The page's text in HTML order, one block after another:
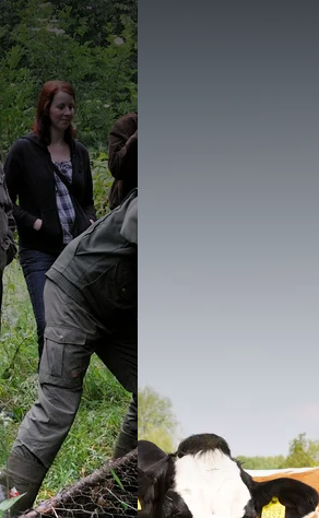
Delfland
Mooi Midden-Delfland
Ga mee op
eendenkooi
Kijk hier voor de excursies